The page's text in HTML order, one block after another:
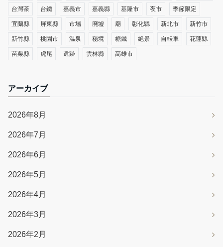
台灣茶 台鐵 嘉義市 嘉義縣 基隆市 夜市 季節限定
宜蘭縣 屏東縣 市場 廃墟 廟 彰化縣 新北市 新竹市
新竹縣 桃園市 温泉 秘境 糖鐵 絶景 自転車 花蓮縣
苗栗縣 虎尾 遺跡 雲林縣 高雄市
アーカイブ
2026年8月
2026年7月
2026年6月
2026年5月
2026年4月
2026年3月
2026年2月